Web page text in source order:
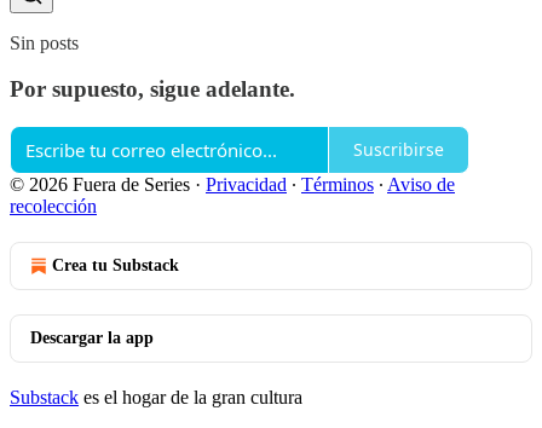
Sin posts
Por supuesto, sigue adelante.
Suscribirse
© 2026 Fuera de Series · Privacidad ∙ Términos ∙ Aviso de
recolección
Crea tu Substack
Descargar la app
Substack es el hogar de la gran cultura